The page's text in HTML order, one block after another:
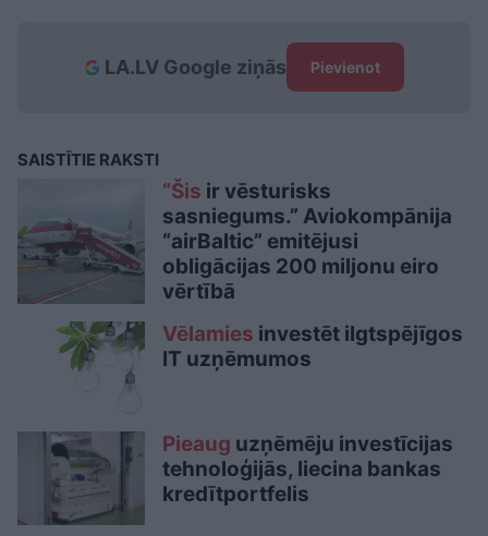
LA.LV Google ziņās Pievienot
SAISTĪTIE RAKSTI
“Šis ir vēsturisks
sasniegums.” Aviokompānija
“airBaltic” emitējusi
obligācijas 200 miljonu eiro
vērtībā
Vēlamies investēt ilgtspējīgos
IT uzņēmumos
Pieaug uzņēmēju investīcijas
tehnoloģijās, liecina bankas
kredītportfelis